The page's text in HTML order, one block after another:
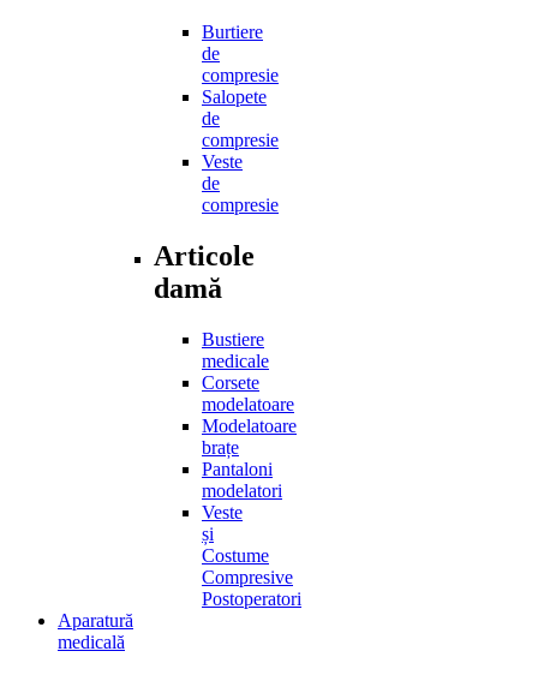
Burtiere
de
compresie
Salopete
de
compresie
Veste
de
compresie
Articole
damă
Bustiere
medicale
Corsete
modelatoare
Modelatoare
brațe
Pantaloni
modelatori
Veste
și
Costume
Compresive
Postoperatori
Aparatură
medicală